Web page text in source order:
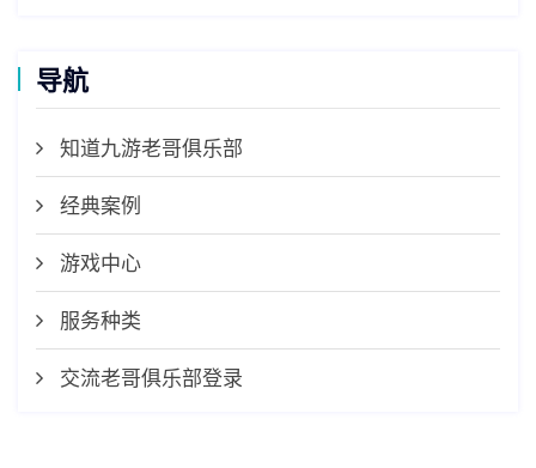
导航
知道九游老哥俱乐部
经典案例
游戏中心
服务种类
交流老哥俱乐部登录